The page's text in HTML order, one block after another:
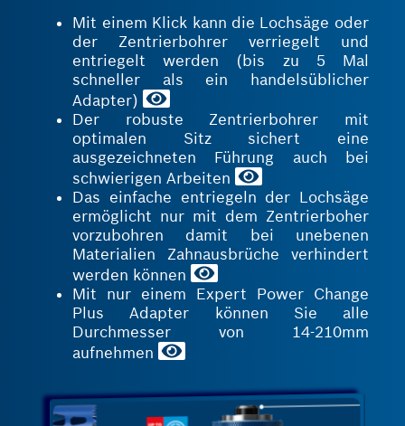
Mit einem Klick kann die Lochsäge oder
der Zentrierbohrer verriegelt und
entriegelt werden (bis zu 5 Mal
schneller als ein handelsüblicher
Adapter)
Der robuste Zentrierbohrer mit
optimalen Sitz sichert eine
ausgezeichneten Führung auch bei
schwierigen Arbeiten
Das einfache entriegeln der Lochsäge
ermöglicht nur mit dem Zentrierboher
vorzubohren damit bei unebenen
Materialien Zahnausbrüche verhindert
werden können
Mit nur einem Expert Power Change
Plus Adapter können Sie alle
Durchmesser von 14-210mm
aufnehmen